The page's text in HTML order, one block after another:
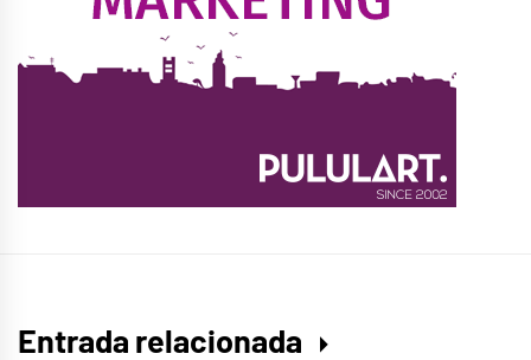
Entrada relacionada